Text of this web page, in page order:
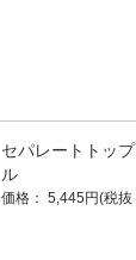
セパレートトッ
ル
価格： 5,445円(税